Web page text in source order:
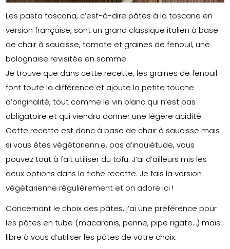
Les pasta toscana, c’est-à-dire pâtes à la toscane en
version française, sont un grand classique italien à base
de chair à saucisse, tomate et graines de fenouil, une
bolognaise revisitée en somme.
Je trouve que dans cette recette, les graines de fenouil
font toute la différence et ajoute la petite touche
d’originalité, tout comme le vin blanc qui n’est pas
obligatoire et qui viendra donner une légère acidité.
Cette recette est donc à base de chair à saucisse mais
si vous êtes végétarienn.e, pas d’inquiétude, vous
pouvez tout à fait utiliser du tofu. J’ai d’ailleurs mis les
deux options dans la fiche recette. Je fais la version
végétarienne régulièrement et on adore ici !
Concernant le choix des pâtes, j’ai une préférence pour
les pâtes en tube (macaronis, penne, pipe rigate…) mais
libre à vous d’utiliser les pâtes de votre choix.